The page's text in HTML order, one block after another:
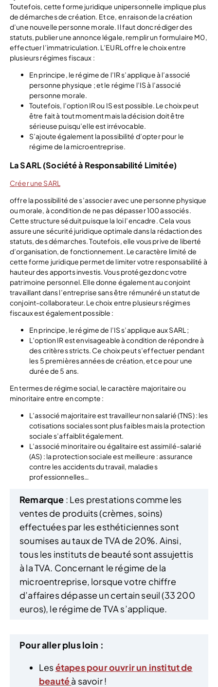
Toutefois, cette forme juridique unipersonnelle implique plus
de démarches de création. Et ce, en raison de la création
d’une nouvelle personne morale. Il faut donc rédiger des
statuts, publier une annonce légale, remplir un formulaire M0,
effectuer l’immatriculation. L’EURL offre le choix entre
plusieurs régimes fiscaux :
En principe, le régime de l’IR s’applique à l’associé
personne physique ; et le régime l’IS à l’associé
personne morale.
Toutefois, l’option IR ou IS est possible. Le choix peut
être fait à tout moment mais la décision doit être
sérieuse puisqu’elle est irrévocable.
S’ajoute également la possibilité d’opter pour le
régime de la microentreprise.
La SARL (Société à Responsabilité Limitée)
Créer une SARL
offre la possibilité de s’associer avec une personne physique
ou morale, à condition de ne pas dépasser 100 associés.
Cette structure séduit puisque la loi l’encadre. Cela vous
assure une sécurité juridique optimale dans la rédaction des
statuts, des démarches. Toutefois, elle vous prive de liberté
d’organisation, de fonctionnement. Le caractère limité de
cette forme juridique permet de limiter votre responsabilité à
hauteur des apports investis. Vous protégez donc votre
patrimoine personnel. Elle donne également au conjoint
travaillant dans l’entreprise sans être rémunéré un statut de
conjoint-collaborateur. Le choix entre plusieurs régimes
fiscaux est également possible :
En principe, le régime de l’IS s’applique aux SARL ;
L’option IR est envisageable à condition de répondre à
des critères stricts. Ce choix peut s’effectuer pendant
les 5 premières années de création, et ce pour une
durée de 5 ans.
En termes de régime social, le caractère majoritaire ou
minoritaire entre en compte :
L’associé majoritaire est travailleur non salarié (TNS) : les
cotisations sociales sont plus faibles mais la protection
sociale s’affaiblit également.
L’associé minoritaire ou égalitaire est assimilé-salarié
(AS) : la protection sociale est meilleure : assurance
contre les accidents du travail, maladies
professionnelles…
Remarque : Les prestations comme les
ventes de produits (crèmes, soins)
effectuées par les esthéticiennes sont
soumises au taux de TVA de 20%. Ainsi,
tous les instituts de beauté sont assujettis
à la TVA. Concernant le régime de la
microentreprise, lorsque votre chiffre
d’affaires dépasse un certain seuil (33 200
euros), le régime de TVA s’applique.
Pour aller plus loin :
Lesétapes pour ouvrir un institut de
beautéà savoir !